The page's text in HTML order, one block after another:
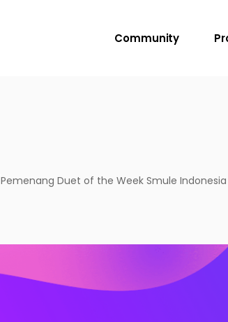
Community
Pemenang Duet of the Week Smule